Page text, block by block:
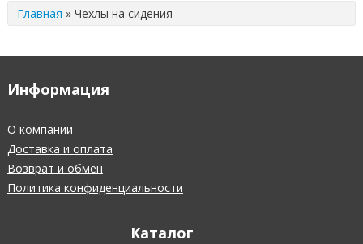
Главная » Чехлы на сидения
Информация
О компании
Доставка и оплата
Возврат и обмен
Политика конфиденциальности
Каталог